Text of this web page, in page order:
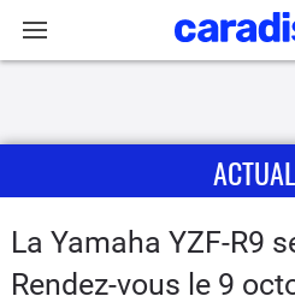
Actu
Essais
La Yamaha YZF-R9
Rendez-vous le 9